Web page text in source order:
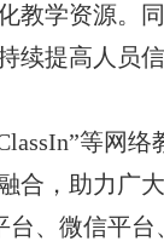
教学资源。
续提高人员
”等网络
，助力广
、微信平台